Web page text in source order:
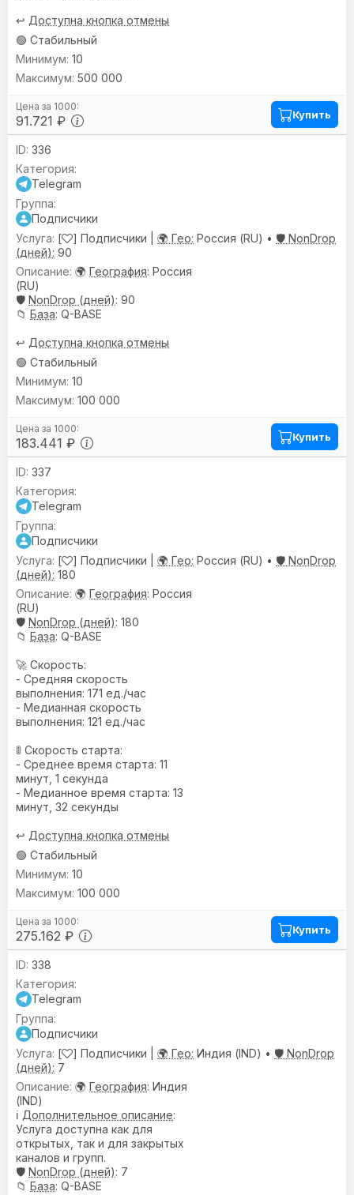
↩️ Доступна кнопка отмены
🟢 Стабильный
91.721 ₽
10
500 000
Купить
336
Telegram
Подписчики
[
] Подписчики | 🌍 Гео: Россия (RU) • 🛡️ NonDrop
(дней): 90
🌍 География: Россия
(RU)
🛡️ NonDrop (дней): 90
📁 База: Q-BASE
↩️ Доступна кнопка отмены
🟢 Стабильный
183.441 ₽
10
100 000
Купить
337
Telegram
Подписчики
[
] Подписчики | 🌍 Гео: Россия (RU) • 🛡️ NonDrop
(дней): 180
🌍 География: Россия
(RU)
🛡️ NonDrop (дней): 180
📁 База: Q-BASE
🚀 Скорость:
- Средняя скорость
выполнения: 171 ед./час
- Медианная скорость
выполнения: 121 ед./час
🚦 Скорость старта:
- Среднее время старта: 11
минут, 1 секунда
- Медианное время старта: 13
минут, 32 секунды
↩️ Доступна кнопка отмены
🟢 Стабильный
275.162 ₽
10
100 000
Купить
338
Telegram
Подписчики
[
] Подписчики | 🌍 Гео: Индия (IND) • 🛡️ NonDrop
(дней): 7
🌍 География: Индия
(IND)
ℹ️ Дополнительное описание:
Услуга доступна как для
открытых, так и для закрытых
каналов и групп.
🛡️ NonDrop (дней): 7
📁 База: Q-BASE